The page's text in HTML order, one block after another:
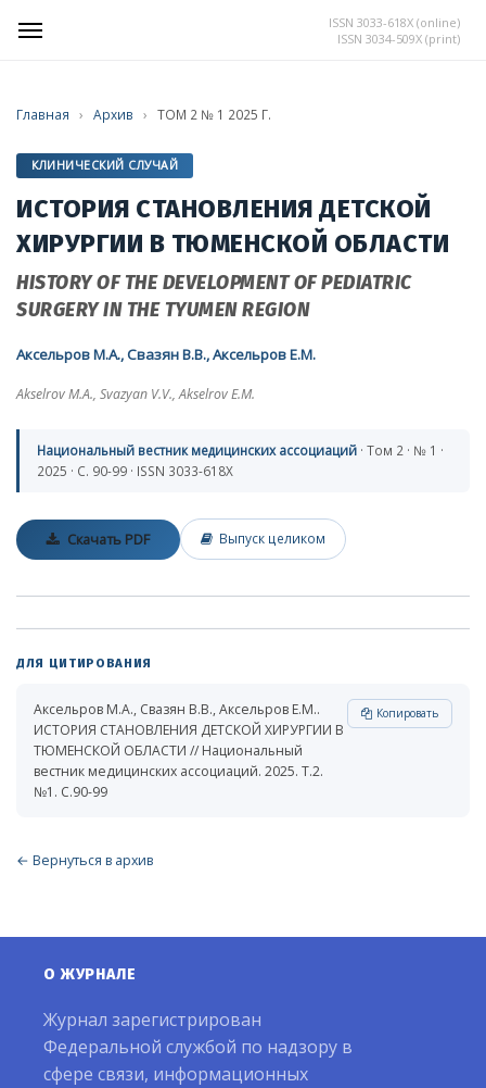
ISSN 3033-618X (online)
ISSN 3034-509X (print)
Главная › Архив › ТОМ 2 № 1 2025 Г.
КЛИНИЧЕСКИЙ СЛУЧАЙ
ИСТОРИЯ СТАНОВЛЕНИЯ ДЕТСКОЙ
ХИРУРГИИ В ТЮМЕНСКОЙ ОБЛАСТИ
HISTORY OF THE DEVELOPMENT OF PEDIATRIC
SURGERY IN THE TYUMEN REGION
Аксельров М.А., Свазян В.В., Аксельров Е.М.
Akselrov M.A., Svazyan V.V., Akselrov E.M.
Национальный вестник медицинских ассоциаций · Том 2 · № 1 ·
2025 · С. 90-99 · ISSN 3033-618X
Скачать PDF Выпуск целиком
ДЛЯ ЦИТИРОВАНИЯ
Аксельров М.А., Свазян В.В., Аксельров Е.М..
ИСТОРИЯ СТАНОВЛЕНИЯ ДЕТСКОЙ ХИРУРГИИ В
ТЮМЕНСКОЙ ОБЛАСТИ // Национальный
вестник медицинских ассоциаций. 2025. Т.2.
№1. С.90-99
Копировать
← Вернуться в архив
О ЖУРНАЛЕ
Журнал зарегистрирован
Федеральной службой по надзору в
сфере связи, информационных